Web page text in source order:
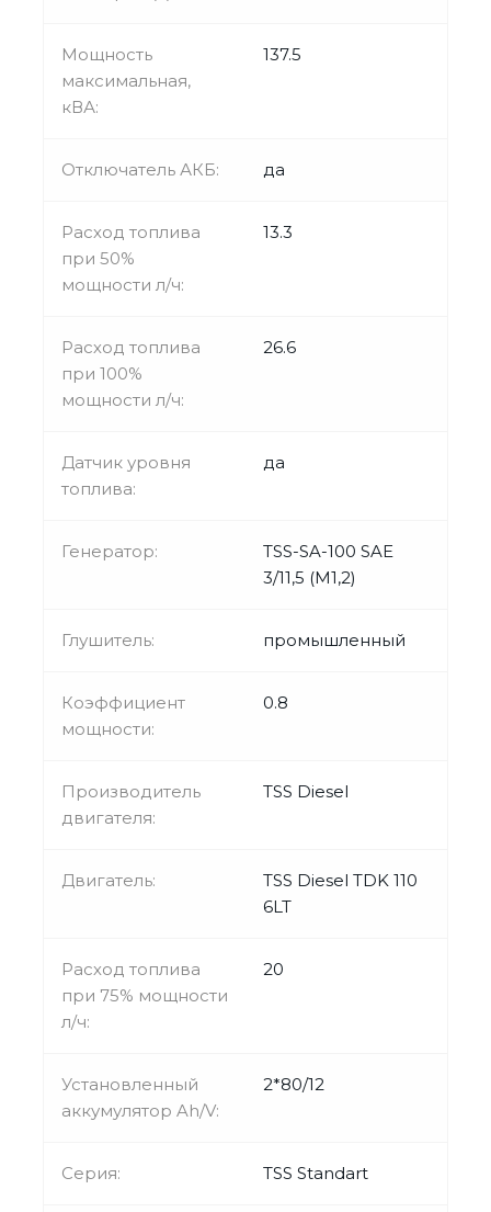
Мощность
максимальная,
кВА:
137.5
Отключатель АКБ: да
Расход топлива
при 50%
мощности л/ч:
13.3
Расход топлива
при 100%
мощности л/ч:
26.6
Датчик уровня
топлива:
да
Генератор:
TSS-SA-100 SAE
3/11,5 (М1,2)
Глушитель: промышленный
Коэффициент
мощности:
0.8
Производитель
двигателя:
TSS Diesel
Двигатель:
TSS Diesel TDK 110
6LT
Расход топлива
при 75% мощности
л/ч:
20
Установленный
аккумулятор Ah/V:
2*80/12
Серия: TSS Standart